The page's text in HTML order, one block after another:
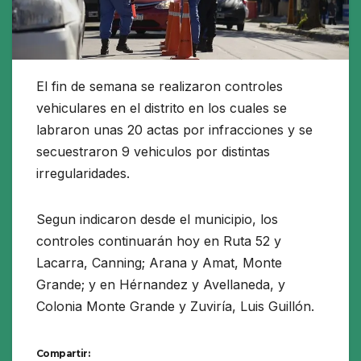
El fin de semana se realizaron controles
vehiculares en el distrito en los cuales se
labraron unas 20 actas por infracciones y se
secuestraron 9 vehiculos por distintas
irregularidades.
Segun indicaron desde el municipio, los
controles continuarán hoy en Ruta 52 y
Lacarra, Canning; Arana y Amat, Monte
Grande; y en Hérnandez y Avellaneda, y
Colonia Monte Grande y Zuviría, Luis Guillón.
Compartir: